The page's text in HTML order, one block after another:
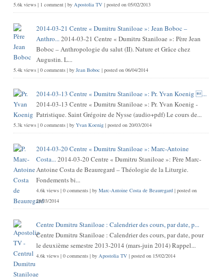
5.6k views| 1 comment| by Apostolia TV | posted on 05/02/2013
2014-03-21 Centre « Dumitru Staniloae »: Jean Boboc –
Anthro...2014-03-21 Centre « Dumitru Staniloae »: Père Jean
Boboc – Anthropologie du salut (II). Nature et Grâce chez
Augustin. L...
5.4k views| 0 comments| by Jean Boboc | posted on 06/04/2014
2014-03-13 Centre « Dumitru Staniloae »: Pr. Yvan Koenig ...
2014-03-13 Centre « Dumitru Staniloae »: Pr. Yvan Koenig -
Patristique. Saint Grégoire de Nysse (audio+pdf) Le cours de...
5.3k views| 0 comments| by Yvan Koenig| posted on 20/03/2014
2014-03-20 Centre « Dumitru Staniloae »: Marc-Antoine
Costa...2014-03-20 Centre « Dumitru Staniloae »: Père Marc-
Antoine Costa de Beauregard – Théologie de la Liturgie.
Fondements bi...
4.6k views| 0 comments| by Marc-Antoine Costa de Beauregard| posted on
28/03/2014
Centre Dumitru Staniloae : Calendrier des cours, par date, p...
Centre Dumitru Staniloae : Calendrier des cours, par date, pour
le deuxième semestre 2013-2014 (mars-juin 2014) Rappel...
4.6k views| 0 comments| by Apostolia TV | posted on 15/02/2014